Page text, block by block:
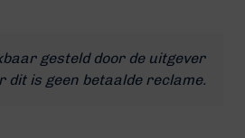
gesteld door de uitgever
dit is geen betaalde reclame.